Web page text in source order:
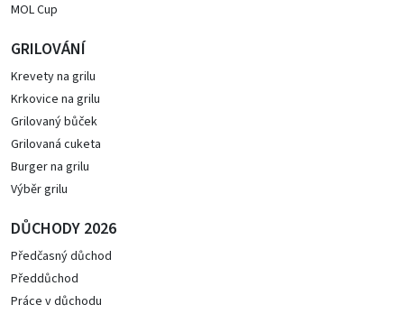
MOL Cup
GRILOVÁNÍ
Krevety na grilu
Krkovice na grilu
Grilovaný bůček
Grilovaná cuketa
Burger na grilu
Výběr grilu
DŮCHODY 2026
Předčasný důchod
Předdůchod
Práce v důchodu